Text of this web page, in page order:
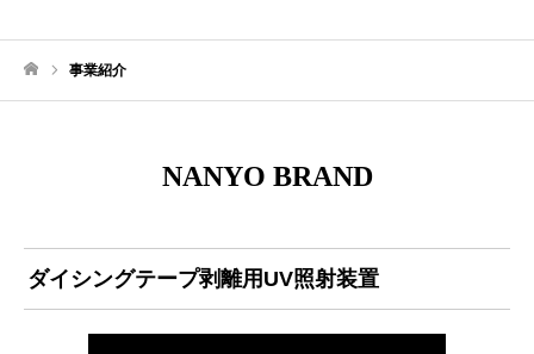
事業紹介
NANYO BRAND
ダイシングテープ剥離用UV照射装置